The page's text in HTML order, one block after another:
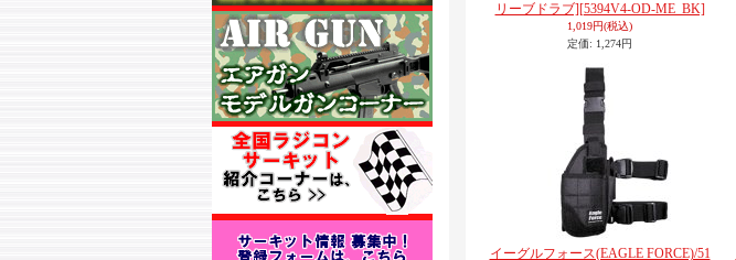
リーブドラブ][5394V4-OD-ME_BK]
1,019円(税込)
定価: 1,274円
イーグルフォース(EAGLE FORCE)/51